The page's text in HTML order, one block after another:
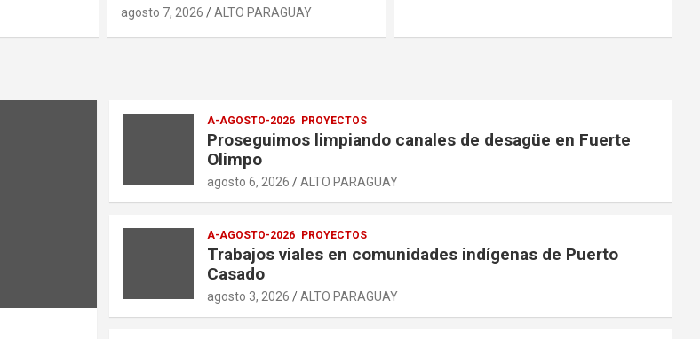
agosto 7, 2026 ALTO PARAGUAY
A-AGOSTO-2026 PROYECTOS
Proseguimos limpiando canales de desagüe en Fuerte
Olimpo
agosto 6, 2026 ALTO PARAGUAY
A-AGOSTO-2026 PROYECTOS
Trabajos viales en comunidades indígenas de Puerto
Casado
agosto 3, 2026 ALTO PARAGUAY